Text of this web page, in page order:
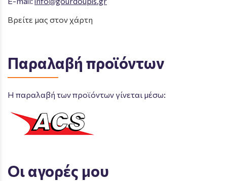
Βρείτε μας στον χάρτη
Παραλαβή προϊόντων
Η παραλαβή των προϊόντων γίνεται μέσω:
Οι αγορές μου